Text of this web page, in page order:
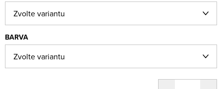
BARVA